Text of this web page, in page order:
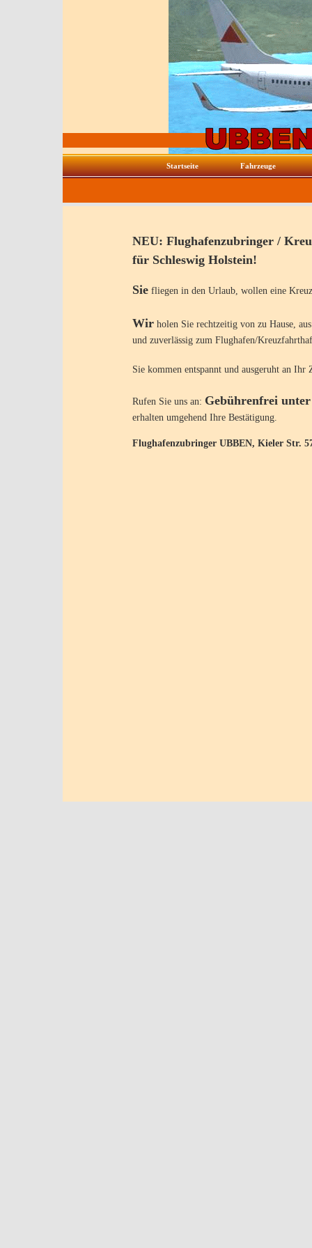
Startseite Fahrzeuge
NEU: Flughafenzubringer /
für Schleswig Holstein!
Sie fliegen in den Urlaub, wollen eine
Wir holen Sie rechtzeitig von zu Hause,
und zuverlässig zum Flughafen/
Sie kommen entspannt und ausgeruht an Ihr
Rufen Sie uns an: Gebührenfrei unter
erhalten umgehend Ihre Bestätigung.
Flughafenzubringer UBBEN, Kieler Str.